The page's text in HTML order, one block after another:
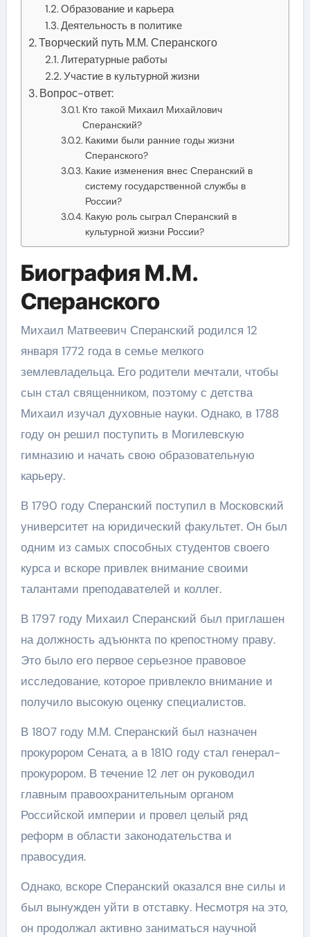
Образование и карьера
Деятельность в политике
Творческий путь М.М. Сперанского
Литературные работы
Участие в культурной жизни
Вопрос-ответ:
Кто такой Михаил Михайлович
Сперанский?
Какими были ранние годы жизни
Сперанского?
Какие изменения внес Сперанский в
систему государственной службы в
России?
Какую роль сыграл Сперанский в
культурной жизни России?
Биография М.М.
Сперанского
Михаил Матвеевич Сперанский родился 12
января 1772 года в семье мелкого
землевладельца. Его родители мечтали, чтобы
сын стал священником, поэтому с детства
Михаил изучал духовные науки. Однако, в 1788
году он решил поступить в Могилевскую
гимназию и начать свою образовательную
карьеру.
В 1790 году Сперанский поступил в Московский
университет на юридический факультет. Он был
одним из самых способных студентов своего
курса и вскоре привлек внимание своими
талантами преподавателей и коллег.
В 1797 году Михаил Сперанский был приглашен
на должность адъюнкта по крепостному праву.
Это было его первое серьезное правовое
исследование, которое привлекло внимание и
получило высокую оценку специалистов.
В 1807 году М.М. Сперанский был назначен
прокурором Сената, а в 1810 году стал генерал-
прокурором. В течение 12 лет он руководил
главным правоохранительным органом
Российской империи и провел целый ряд
реформ в области законодательства и
правосудия.
Однако, вскоре Сперанский оказался вне силы и
был вынужден уйти в отставку. Несмотря на это,
он продолжал активно заниматься научной